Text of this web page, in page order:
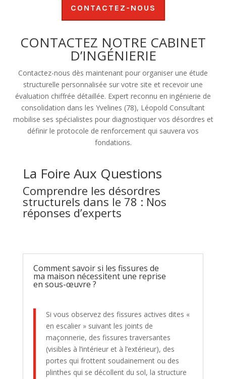
CONTACTEZ-NOUS
CONTACTEZ NOTRE CABINET
D’INGÉNIERIE
Contactez-nous dès maintenant pour organiser une étude
structurelle personnalisée sur votre site et recevoir une
évaluation chiffrée détaillée. Expert reconnu en ingénierie de
consolidation dans les Yvelines (78), Léopold Consultant
mobilise ses spécialistes pour diagnostiquer vos désordres et
définir le protocole de renforcement qui sauvera vos
fondations.
La Foire Aux Questions
Comprendre les désordres
structurels dans le 78 : Nos
réponses d’experts
Comment savoir si les fissures de
ma maison nécessitent une reprise
en sous-œuvre ?
Si vous observez des fissures actives dites «
en escalier » suivant les joints de
maçonnerie, des fissures traversantes
(visibles à l’intérieur et à l’extérieur), des
portes qui frottent soudainement ou des
plinthes qui se décollent du sol, la structure